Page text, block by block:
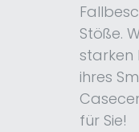
Stöße.
starken
ihres
für Sie!